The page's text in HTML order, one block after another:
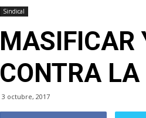
Sindical
MASIFICAR
CONTRA
3 octubre, 2017